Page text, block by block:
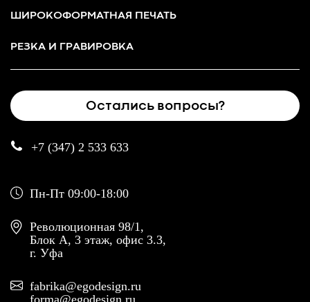
РЕЗКА И ГРАВИРОВКА
ШИРОКОФОРМАТНАЯ ПЕЧАТЬ
Остались вопросы?
+7 (347) 2 533 633
Пн-Пт 09:00-18:00
Революционная 98/1,
Блок А, 3 этаж, офис 3.3,
г. Уфа
fabrika@egodesign.ru
forma@egodesign.ru